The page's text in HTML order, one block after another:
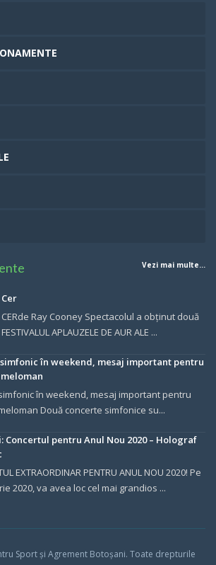
Vezi mai multe...
CERde Ray Cooney Spectacolul a obținut două
APLAUZELE DE AUR ALE ...
în weekend, mesaj important pentru
în weekend, mesaj important pentru
Două concerte simfonice su...
Concertul pentru Anul Nou 2020 – Holograf
EXTRAORDINAR PENTRU ANUL NOU 2020! Pe
2020, va avea loc cel mai grandios ...
Sport și Agrement Botoșani. Toate drepturile